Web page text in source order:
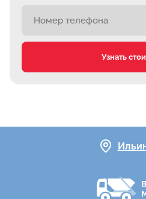
Узнать